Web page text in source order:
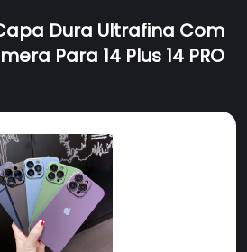
Dura Ultrafina Com
Para 14 Plus 14 PRO